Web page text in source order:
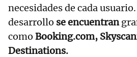
necesidades de cada usuario.
desarrollo se encuentran
como Booking.com,
Destinations.